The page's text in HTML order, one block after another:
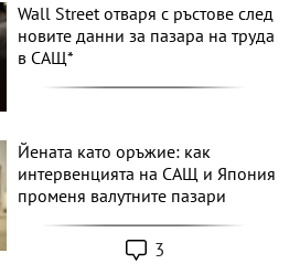
Wall Street отваря с ръстове след
новите данни за пазара на труда
в САЩ*
Йената като оръжие: как
интервенцията на САЩ и Япония
променя валутните пазари
3